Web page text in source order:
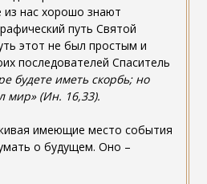
из нас хорошо знают
путь Святой
этот не был простым и
последователей Спаситель
будете иметь скорбь; но
мир» (Ин. 16,33).
имеющие место события
о будущем. Оно –